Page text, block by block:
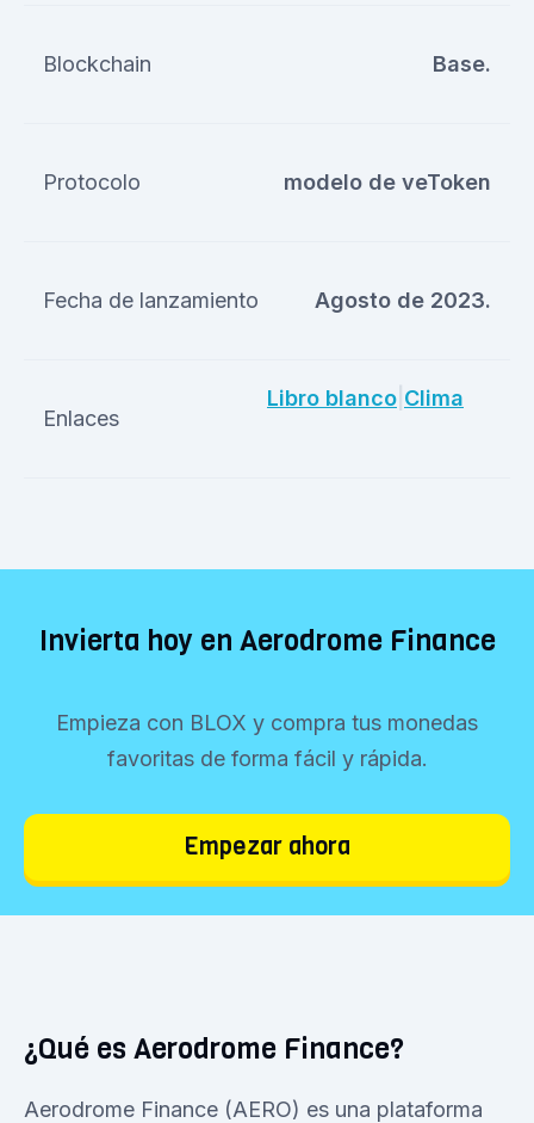
Blockchain Base.
Protocolo modelo de veToken
Fecha de lanzamiento Agosto de 2023.
Enlaces
Libro blanco Clima
Invierta hoy en Aerodrome Finance
Empieza con BLOX y compra tus monedas
favoritas de forma fácil y rápida.
Empezar ahora
¿Qué es Aerodrome Finance?
Aerodrome Finance (AERO) es una plataforma